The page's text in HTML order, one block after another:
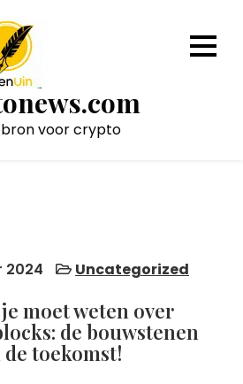
voor crypto
2024 Uncategorized
moet weten over
de bouwstenen
de toekomst!